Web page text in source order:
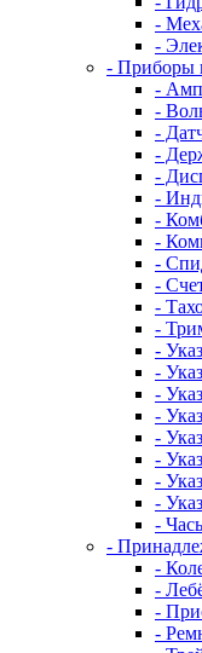
-
-
- Приборы
-
-
-
-
-
-
-
-
-
-
-
-
-
-
-
-
-
-
-
-
-
-
-
-
-
-